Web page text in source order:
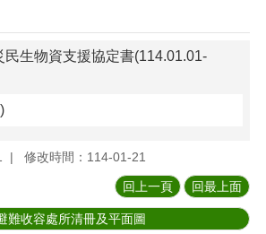
民生物資支援協定書(114.01.01-
修改時間：114-01-21
回上一頁 回最上面
難收容處所清冊及平面圖